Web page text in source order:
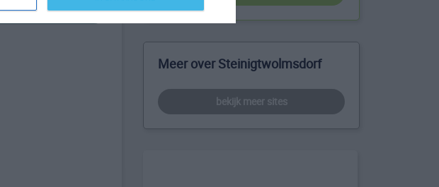
Meer over Steinigtwolmsdorf
bekijk meer sites